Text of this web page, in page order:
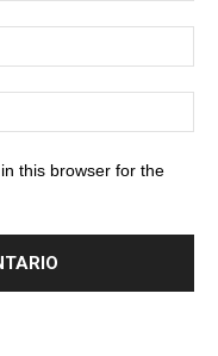
this browser for the